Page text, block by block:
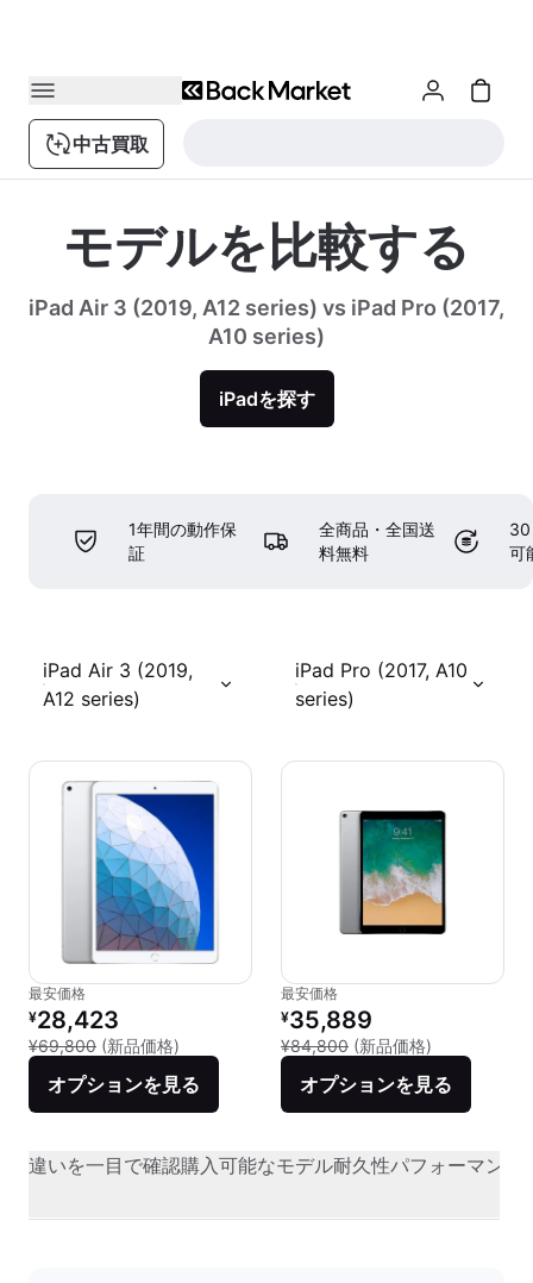
中古買取
モデルを比較する
iPad Air 3 (2019, A12 series) vs iPad Pro (2017,
A10 series)
iPadを探す
1年間の動作保
証
全商品・全国送
料無料
30
可
iPad Air 3 (2019,
A12 series)
iPad Pro (2017, A10
series)
最安価格
リファービッシュ品の価格：
¥28,423
¥69,800 (新品価格) 新品との比較：¥69,800
オプションを見る
最安価格
リファービッシュ品の価格：
¥35,889
¥84,800 (新品価格)
オプションを見る
違いを一目で確認購入可能なモデル耐久性パフォーマンス